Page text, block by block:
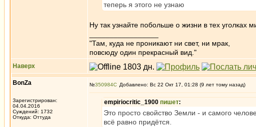
теперь я этого не узнаю
Ну так узнайте побольше о жизни в тех уголках
"Там, куда не проникают ни свет, ни мрак,
повсюду один прекрасный вид."
Наверх
BonZa
Зарегистрирован:
04.04.2016
Суждений: 1732
Откуда: Oттyдa
№350984 Добавлено: Вс 22 Окт 17, 01:28 (9 лет тому назад)
empiriocritic_1900 пишет:
Это просто свойство Земли - и самого
всё равно придётся.